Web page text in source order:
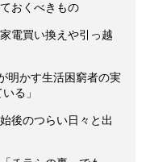
おくべきもの
電買い換えや引っ越
明かす生活困窮者の実
る」
後のつらい日々と出